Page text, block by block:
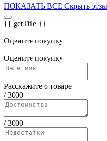
ПОКАЗАТЬ ВСЕ Скрыть
{{ getTitle }}
Оцените покупку
Оцените покупку
Расскажите о товаре
/3000
/3000